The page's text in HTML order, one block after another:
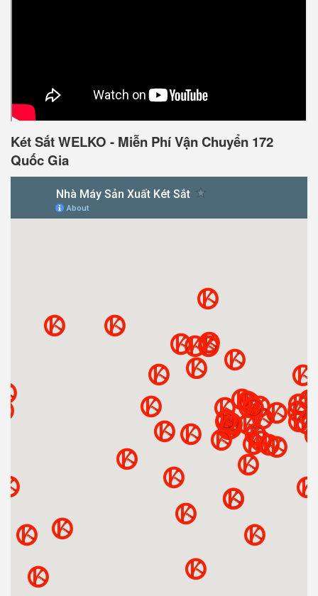
Két Sắt WELKO - Miễn Phí Vận Chuyển 172
Quốc Gia